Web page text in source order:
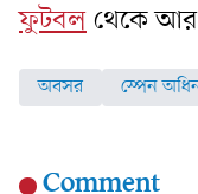
ফুটবলথেকে
অবসর স্পেন
Comment